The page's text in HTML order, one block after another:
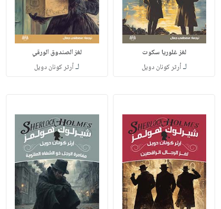
لغز غلوريا سكوت
لـأرثر كونان دويل
لغز الصندوق الورقي
لـأرثر كونان دويل